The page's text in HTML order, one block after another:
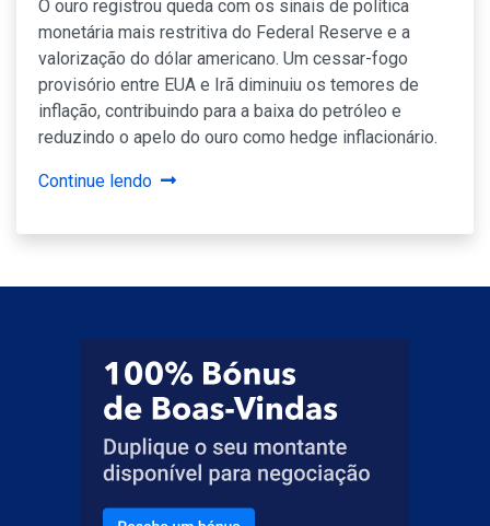
O ouro registrou queda com os sinais de política
monetária mais restritiva do Federal Reserve e a
valorização do dólar americano. Um cessar-fogo
provisório entre EUA e Irã diminuiu os temores de
inflação, contribuindo para a baixa do petróleo e
reduzindo o apelo do ouro como hedge inflacionário.
Continue lendo